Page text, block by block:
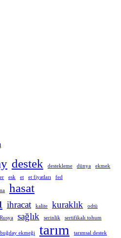
destek destekleme dünya ekmek
esk et et fiyatları fed
hasat
ihracat kalite kuraklık odtü
Rusya sağlık serinlik sertifikalı tohum
ekmeği tarım
tarımsal destek